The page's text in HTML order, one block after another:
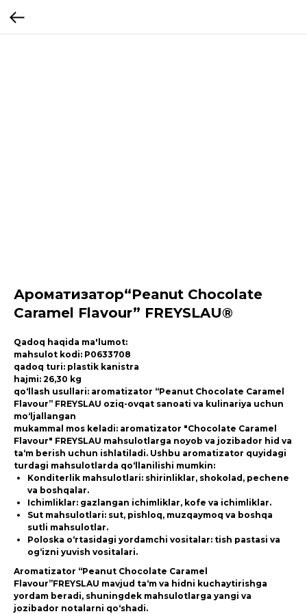
Ароматизатор“Peanut Chocolate
Caramel Flavour” FREYSLAU®
Qadoq haqida ma'lumot:
mahsulot kodi: P0633708
qadoq turi: plastik kanistra
hajmi: 26,30 kg
qo‘llash usullari: aromatizator “Peanut Chocolate Caramel
Flavour” FREYSLAU oziq-ovqat sanoati va kulinariya uchun
mo‘ljallangan
mukammal mos keladi: aromatizator "Chocolate Caramel
Flavour" FREYSLAU mahsulotlarga noyob va jozibador hid va
ta‘m berish uchun ishlatiladi. Ushbu aromatizator quyidagi
turdagi mahsulotlarda qo‘llanilishi mumkin:
Konditerlik mahsulotlari: shirinliklar, shokolad, pechene
va boshqalar.
Ichimliklar: gazlangan ichimliklar, kofe va ichimliklar.
Sut mahsulotlari: sut, pishloq, muzqaymoq va boshqa
sutli mahsulotlar.
Poloska o‘rtasidagi yordamchi vositalar: tish pastasi va
og‘izni yuvish vositalari.
Aromatizator “Peanut Chocolate Caramel
Flavour”FREYSLAU mavjud ta‘m va hidni kuchaytirishga
yordam beradi, shuningdek mahsulotlarga yangi va
jozibador notalarni qo‘shadi.